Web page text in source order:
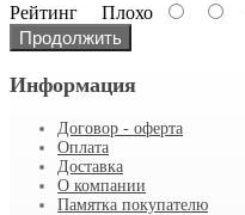
Рейтинг Плохо
Продолжить
Информация
Договор - оферта
Оплата
Доставка
О компании
Памятка покупателю